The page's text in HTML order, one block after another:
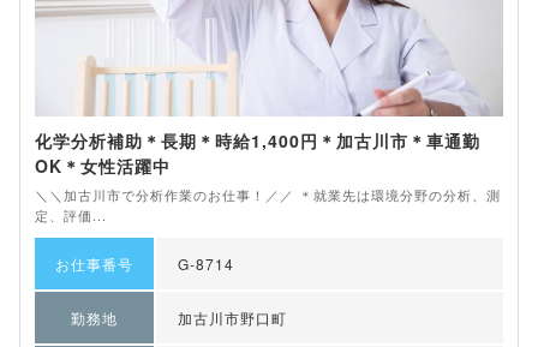
化学分析補助＊長期＊時給1,400円＊加古川市＊車通勤
OK＊女性活躍中
＼＼加古川市で分析作業のお仕事！／／ ＊就業先は環境分野の分析、測
定、評価...
お仕事番号 G-8714
勤務地 加古川市野口町